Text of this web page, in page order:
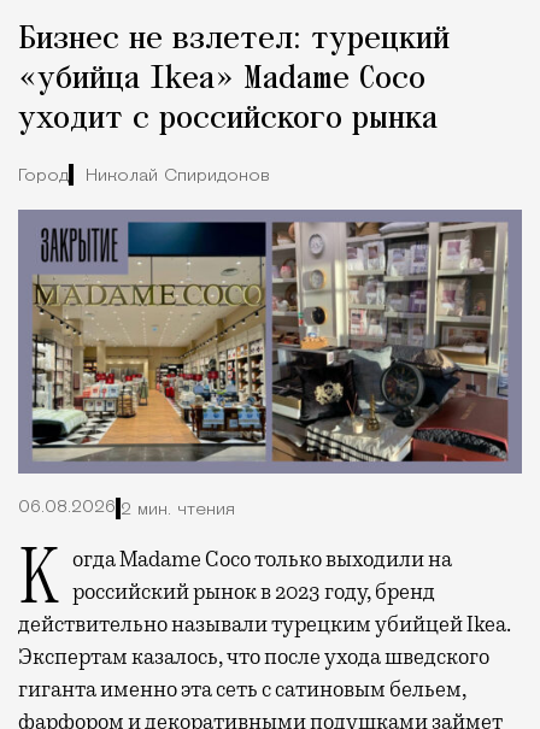
Город
Бизнес не взлетел: турецкий
«убийца Ikea» Madame Coco
уходит с российского рынка
Город Николай Спиридонов
06.08.2026 2 мин. чтения
Когда Madame Coco только выходили на российский рынок в 2023 году, бренд
действительно называли турецким убийцей Ikea.
Экспертам казалось, что после ухода шведского
гиганта именно эта сеть с сатиновым бельем,
фарфором и декоративными подушками займет